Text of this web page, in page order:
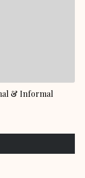
& Informal